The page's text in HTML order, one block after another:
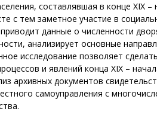
составлявшая в конце XIX
с тем заметное участие в
данные о численности
анализирует основные
исследование позволяет
и явлений конца XIX –
архивных документов
самоуправления с